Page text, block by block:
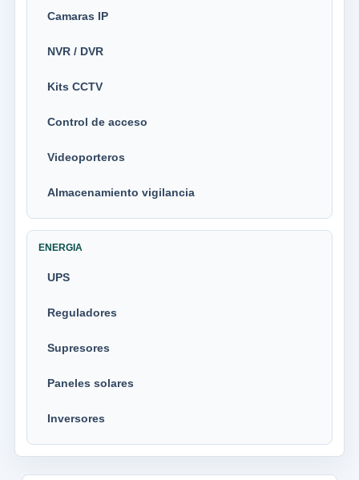
Camaras IP
NVR / DVR
Kits CCTV
Control de acceso
Videoporteros
Almacenamiento vigilancia
ENERGIA
UPS
Reguladores
Supresores
Paneles solares
Inversores